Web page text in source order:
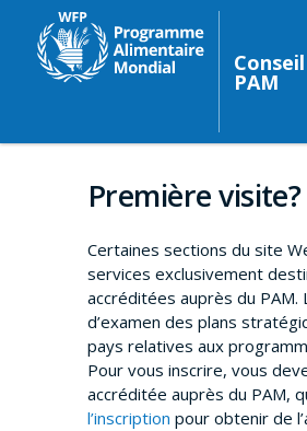
PAM
Première
Certaines sections du site
services exclusivement
accréditées auprès du
d’examen des plans
pays relatives aux
Pour vous inscrire, vous
accréditée auprès du PAM,
l’inscription pour obtenir de